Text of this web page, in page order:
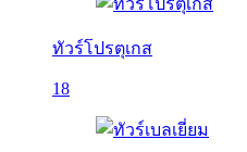
ทัวร์โปรตุเกส
18